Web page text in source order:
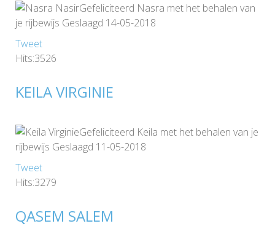
Gefeliciteerd Nasra met het behalen van
je rijbewijs Geslaagd 14-05-2018
Tweet
Hits:3526
KEILA VIRGINIE
Gefeliciteerd Keila met het behalen van je
rijbewijs Geslaagd 11-05-2018
Tweet
Hits:3279
QASEM SALEM